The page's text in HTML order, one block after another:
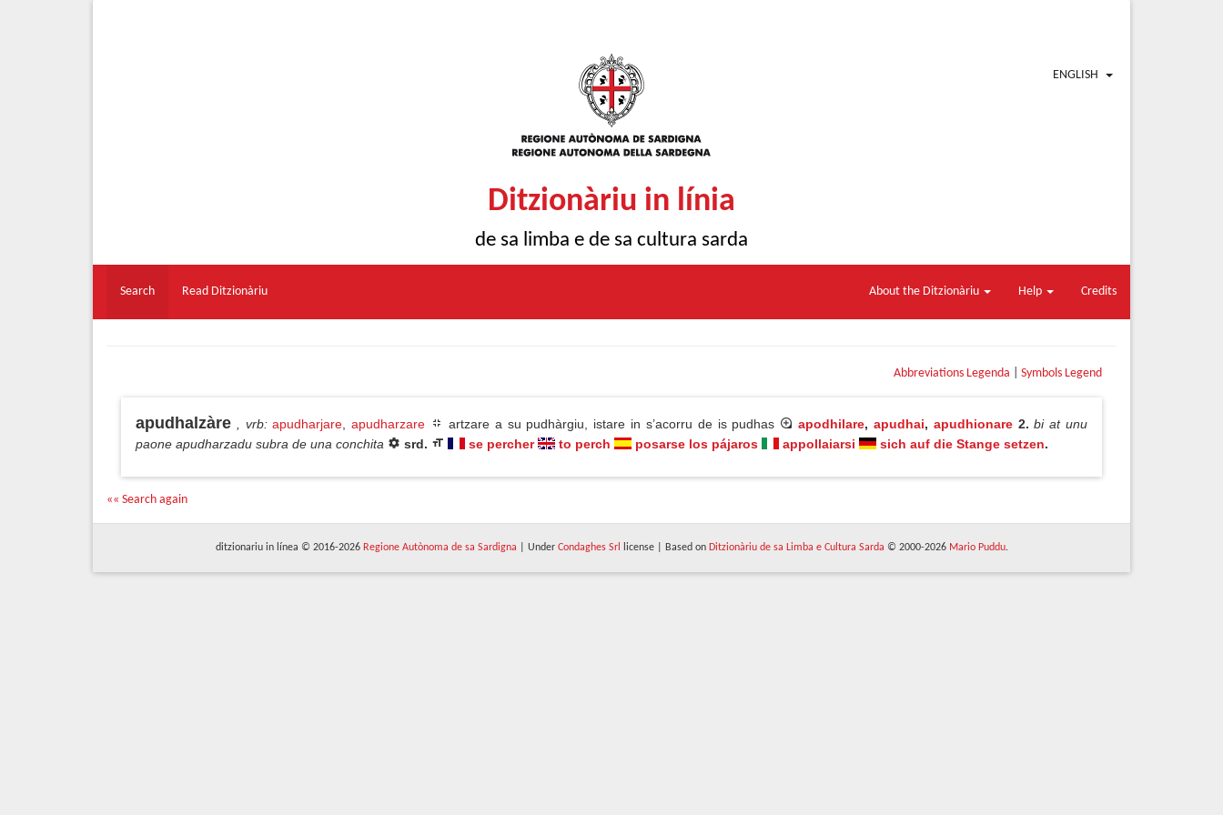
ENGLISH
Ditzionàriu in línia
de sa limba e de sa cultura sarda
Search Read Ditzionàriu About the Ditzionàriu Help Credits
Abbreviations Legenda Symbols Legend
apudhalzàre , vrb: apudharjare ,apudharzare artzare a su pudhàrgiu, istare in s’acorru de is pudhas apodhilare, apudhai, apudhionare 2.bi at unu
paone apudharzadu subra de una conchita
srd. se percher to perch posarse los pájaros appollaiarsi sich auf die Stange setzen.
«« Search again
ditzionariu in línea © 2016-2026 Regione Autònoma de sa Sardigna | Under Condaghes Srl license | Based on Ditzionàriu de sa Limba e Cultura Sarda © 2000-2026 Mario Puddu.